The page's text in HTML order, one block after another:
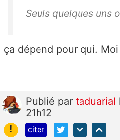
Seuls quelques uns
ça dépend pour qui.
Publié par taduarial
21h12
!
citer